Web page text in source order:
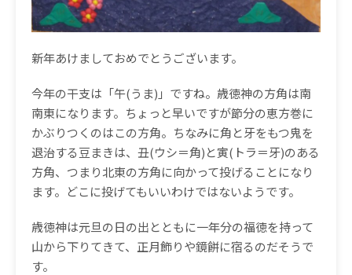
新年あけましておめでとうございます。
今年の干支は「午(うま)」ですね。歳徳神の方角は南
南東になります。ちょっと早いですが節分の恵方巻に
かぶりつくのはこの方角。ちなみに角と牙をもつ鬼を
退治する豆まきは、丑(ウシ＝角)と寅(トラ＝牙)のある
方角、つまり北東の方角に向かって投げることになり
ます。どこに投げてもいいわけではないようです。
歳徳神は元旦の日の出とともに一年分の福徳を持って
山から下りてきて、正月飾りや鏡餅に宿るのだそうで
す。